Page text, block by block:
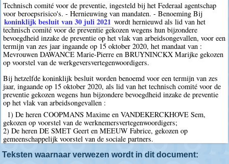
Technisch comité voor de preventie, ingesteld bij het Federaal agentschap
voor beroepsrisico's. - Hernieuwing van mandaten. - Benoeming Bij
koninklijk besluit van 30 juli 2021 wordt hernieuwd als lid van het
technisch comité voor de preventie gekozen wegens hun bijzondere
bevoegdheid inzake de preventie op het vlak van arbeidsongevallen, voor een
termijn van zes jaar ingaande op 15 oktober 2020, het mandaat van :
Mevrouwen DAWANCE Marie-Pierre en BRUYNINCKX Marijke gekozen
op voorstel van de werkgeversvertegenwoordigers.
Bij hetzelfde koninklijk besluit worden benoemd voor een termijn van zes
jaar, ingaande op 15 oktober 2020, als lid van het technisch comité voor de
preventie gekozen wegens hun bijzondere bevoegdheid inzake de preventie
op het vlak van arbeidsongevallen :
1) De heren COOPMANS Maxime en VANDEKERCKHOVE Sem,
gekozen op voorstel van de werknemersvertegenwoordigers;
2) De heren DE SMET Geert en MEEUW Fabrice, gekozen op
gemeenschappelijk voorstel van de sociale partners.
Teksten waarnaar verwezen wordt in dit document: